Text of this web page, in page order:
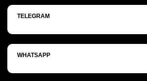
TELEGRAM
WHATSAPP